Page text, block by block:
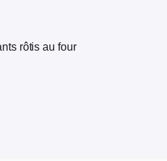
rôtis au four